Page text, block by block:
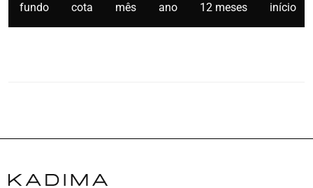
fundo cota mês ano 12 meses início